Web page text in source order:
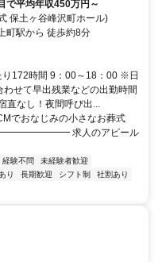
で平均年収450万円～
保土ヶ谷峰沢町ホール)
町駅から 徒歩約8分
り172時間 9：00～18：00 ※日
せて早出残業などの出勤時間
直なし！夜間呼び出...
でおなじみの小さなお葬式
求人のアピール
経験不問
未経験者歓迎
り 長期歓迎 シフト制
社割あり